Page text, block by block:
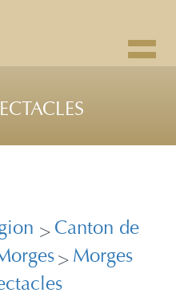
> Canton de
> Morges